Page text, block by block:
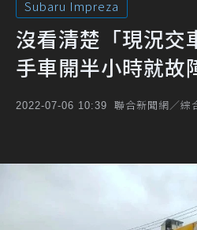
Subaru Impreza
沒看清楚「現況交
手車開半小時就故
2022-07-06 10:39 聯合新聞網／綜